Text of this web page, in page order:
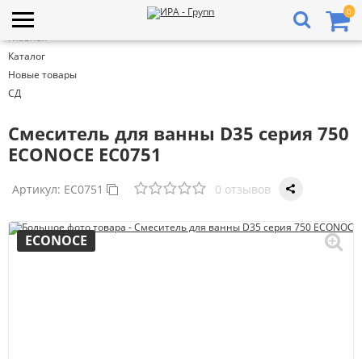
0
Главная
Каталог
Новые товары
СД
Смеситель для ванны D35 серия 750
ECONOCE EC0751
Артикул: EC0751 0 отзывов
ECONOCE